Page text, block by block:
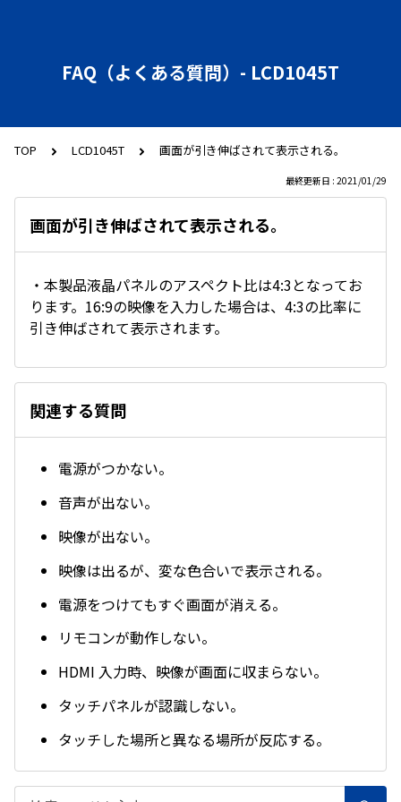
FAQ（よくある質問）- LCD1045T
TOP LCD1045T 画面が引き伸ばされて表示される。
最終更新日 : 2021/01/29
画面が引き伸ばされて表示される。
・本製品液晶パネルのアスペクト比は4:3となってお
ります。16:9の映像を入力した場合は、4:3の比率に
引き伸ばされて表示されます。
関連する質問
電源がつかない。
音声が出ない。
映像が出ない。
映像は出るが、変な色合いで表示される。
電源をつけてもすぐ画面が消える。
リモコンが動作しない。
HDMI 入力時、映像が画面に収まらない。
タッチパネルが認識しない。
タッチした場所と異なる場所が反応する。